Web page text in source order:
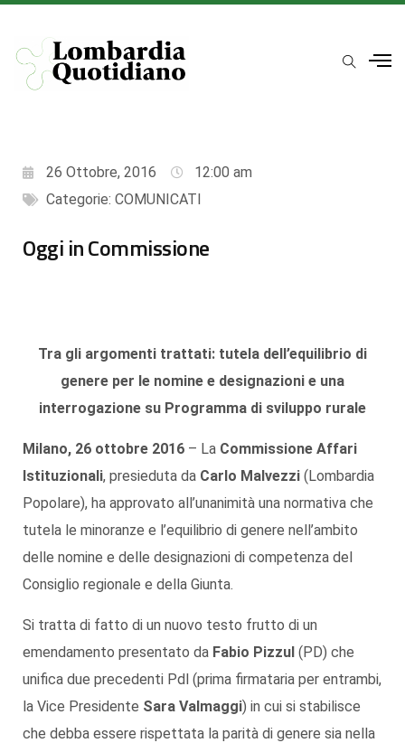
26 Ottobre, 2016
12:00 am
Categorie: COMUNICATI
Oggi in Commissione
Tra gli argomenti trattati: tutela dell’equilibrio di
genere per le nomine e designazioni e una
interrogazione su Programma di sviluppo rurale
Milano, 26 ottobre 2016 – La Commissione Affari
Istituzionali, presieduta da Carlo Malvezzi (Lombardia
Popolare), ha approvato all’unanimità una normativa che
tutela le minoranze e l’equilibrio di genere nell’ambito
delle nomine e delle designazioni di competenza del
Consiglio regionale e della Giunta.
Si tratta di fatto di un nuovo testo frutto di un
emendamento presentato da Fabio Pizzul (PD) che
unifica due precedenti Pdl (prima firmataria per entrambi,
la Vice Presidente Sara Valmaggi) in cui si stabilisce
che debba essere rispettata la parità di genere sia nella